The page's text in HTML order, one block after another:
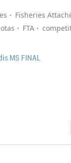
Fisheries
FTA
MS FINAL